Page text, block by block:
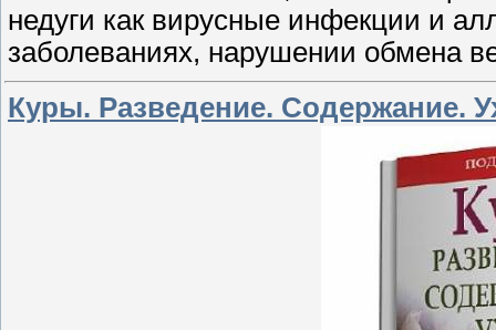
недуги как вирусные инфекции и
заболеваниях, нарушении обмена
Куры. Разведение. Содержание.